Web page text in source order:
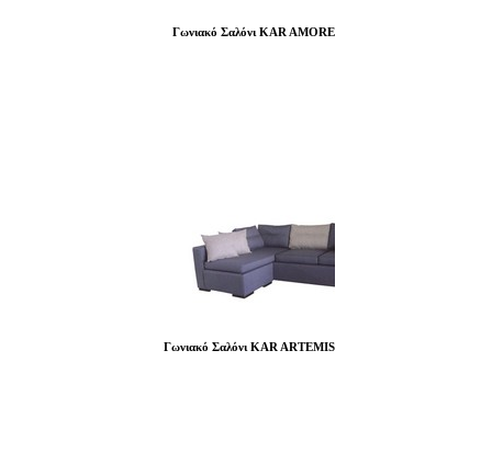
Γωνιακό Σαλόνι KAR AMORE
Γωνιακό Σαλόνι KAR ARTEMIS